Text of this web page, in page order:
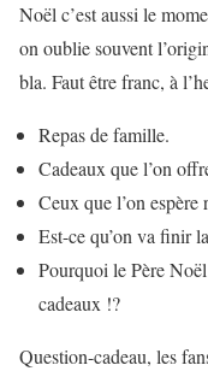
Noël c’est aussi le
on oublie souvent
bla. Faut être franc, à
Repas de famille.
Cadeaux que l’on
Ceux que l’on espère
Est-ce qu’on va finir
Pourquoi le Père
cadeaux !?
Question-cadeau, les